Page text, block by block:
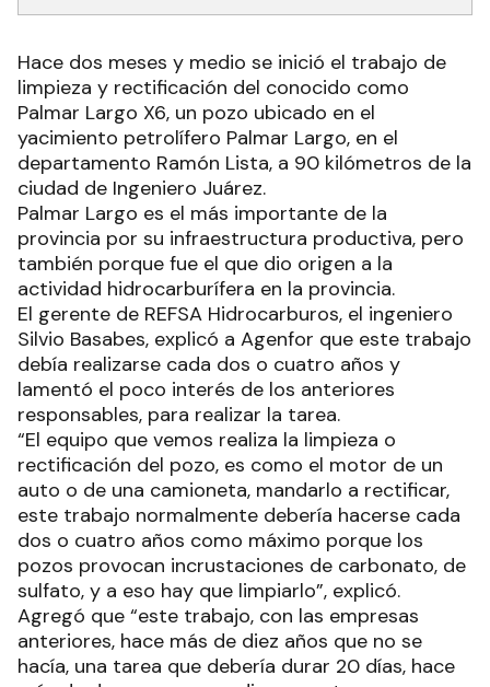
Hace dos meses y medio se inició el trabajo de
limpieza y rectificación del conocido como
Palmar Largo X6, un pozo ubicado en el
yacimiento petrolífero Palmar Largo, en el
departamento Ramón Lista, a 90 kilómetros de la
ciudad de Ingeniero Juárez.
Palmar Largo es el más importante de la
provincia por su infraestructura productiva, pero
también porque fue el que dio origen a la
actividad hidrocarburífera en la provincia.
El gerente de REFSA Hidrocarburos, el ingeniero
Silvio Basabes, explicó a Agenfor que este trabajo
debía realizarse cada dos o cuatro años y
lamentó el poco interés de los anteriores
responsables, para realizar la tarea.
“El equipo que vemos realiza la limpieza o
rectificación del pozo, es como el motor de un
auto o de una camioneta, mandarlo a rectificar,
este trabajo normalmente debería hacerse cada
dos o cuatro años como máximo porque los
pozos provocan incrustaciones de carbonato, de
sulfato, y a eso hay que limpiarlo”, explicó.
Agregó que “este trabajo, con las empresas
anteriores, hace más de diez años que no se
hacía, una tarea que debería durar 20 días, hace